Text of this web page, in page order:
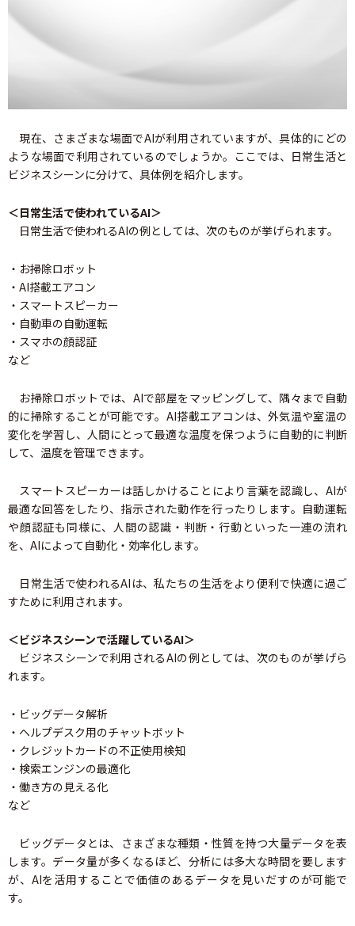
現在、さまざまな場面でAIが利用されていますが、具体的にどの
ような場面で利用されているのでしょうか。ここでは、日常生活と
ビジネスシーンに分けて、具体例を紹介します。
＜日常生活で使われているAI＞
日常生活で使われるAIの例としては、次のものが挙げられます。
・お掃除ロボット
・AI搭載エアコン
・スマートスピーカー
・自動車の自動運転
・スマホの顔認証
など
お掃除ロボットでは、AIで部屋をマッピングして、隅々まで自動
的に掃除することが可能です。AI搭載エアコンは、外気温や室温の
変化を学習し、人間にとって最適な温度を保つように自動的に判断
して、温度を管理できます。
スマートスピーカーは話しかけることにより言葉を認識し、AIが
最適な回答をしたり、指示された動作を行ったりします。自動運転
や顔認証も同様に、人間の認識・判断・行動といった一連の流れ
を、AIによって自動化・効率化します。
日常生活で使われるAIは、私たちの生活をより便利で快適に過ご
すために利用されます。
＜ビジネスシーンで活躍しているAI＞
ビジネスシーンで利用されるAIの例としては、次のものが挙げら
れます。
・ビッグデータ解析
・ヘルプデスク用のチャットボット
・クレジットカードの不正使用検知
・検索エンジンの最適化
・働き方の見える化
など
ビッグデータとは、さまざまな種類・性質を持つ大量データを表
します。データ量が多くなるほど、分析には多大な時間を要します
が、AIを活用することで価値のあるデータを見いだすのが可能で
す。